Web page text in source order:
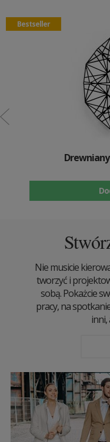
Bestseller
Nie musicie
tworzyć i
sobą. Pokażcie
pracy, na
inni,